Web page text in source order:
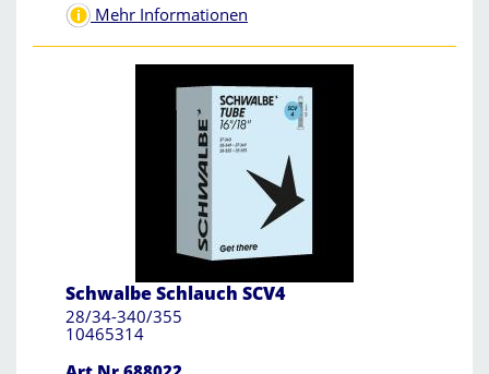
Mehr Informationen
Schwalbe Schlauch SCV4
28/34-340/355
10465314